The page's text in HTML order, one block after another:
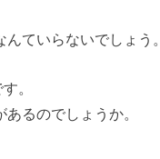
ていらないでしょう。
。
るのでしょうか。